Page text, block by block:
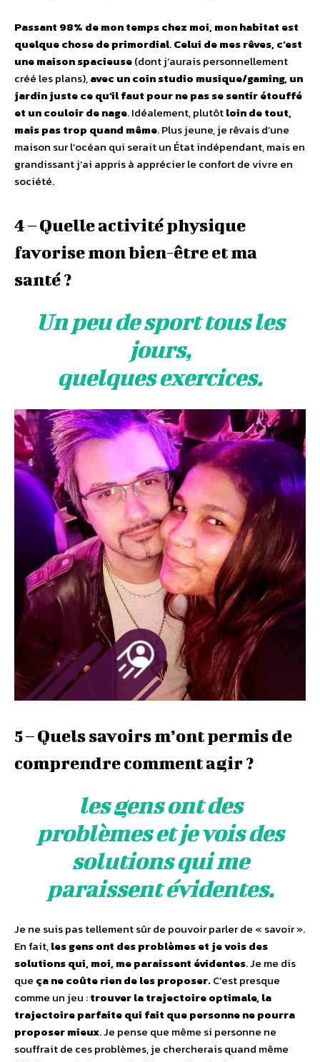
Passant 98% de mon temps chez moi, mon habitat est
quelque chose de primordial.Celui de mes rêves, c’est
une maison spacieuse(dont j’aurais personnellement
créé les plans),avec un coin studio musique/gaming, un
jardin juste ce qu’il faut pour ne pas se sentir étouffé
et un couloir de nage. Idéalement, plutôtloin de tout,
mais pas trop quand même. Plus jeune, je rêvais d’une
maison sur l’océan qui serait un État indépendant, mais en
grandissant j’ai appris à apprécier le confort de vivre en
société.
4 – Quelle activité physique
favorise mon bien-être et ma
santé ?
Un peu de sport tous les
jours,
quelques exercices.
5 – Quels savoirs m’ont permis de
comprendre comment agir ?
les gens ont des
problèmes et je vois des
solutions qui me
paraissent évidentes.
Je ne suis pas tellement sûr de pouvoir parler de « savoir ».
En fait,les gens ont des problèmes et je vois des
solutions qui, moi, me paraissent évidentes. Je me dis
que ça ne coûte rien de les proposer.C’est presque
comme un jeu :trouver la trajectoire optimale, la
trajectoire parfaite qui fait que personne ne pourra
proposer mieux. Je pense que même si personne ne
souffrait de ces problèmes, je chercherais quand même